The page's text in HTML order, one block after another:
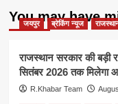
You may have
जयपुर ब्रेकिंग न्यूज
राजस्थान सरकार की बड़ी
सितंबर 2026 तक मिलेगा
R.Khabar Team